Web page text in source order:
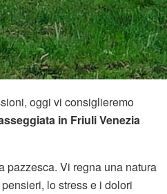
oggi vi consiglieremo
in Friuli Venezia
pazzesca. Vi regna una natura
lo stress e i dolori